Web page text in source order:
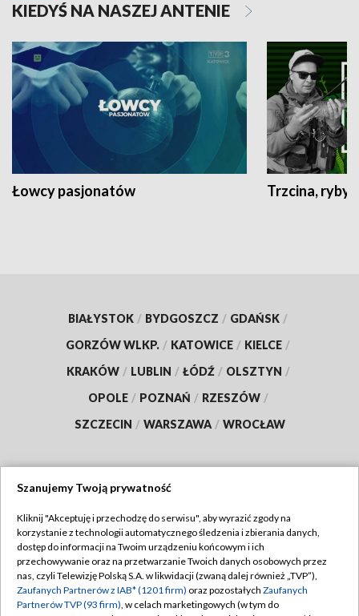
KIEDYŚ NA NASZEJ ANTENIE
Łowcy pasjonatów Trzcina, ryby
BIAŁYSTOK / BYDGOSZCZ / GDAŃSK /
GORZÓW WLKP. / KATOWICE / KIELCE /
KRAKÓW / LUBLIN / ŁÓDŹ / OLSZTYN /
OPOLE / POZNAŃ / RZESZÓW /
SZCZECIN / WARSZAWA / WROCŁAW
TVP
Abonament TVP
Emisja w TVP
Regulamin TVP
Polityka prywatności
Szanujemy Twoją prywatność
Kliknij "Akceptuję i przechodzę do serwisu", aby wyrazić zgody na
korzystanie z technologii automatycznego śledzenia i zbierania danych,
dostęp do informacji na Twoim urządzeniu końcowym i ich
przechowywanie oraz na przetwarzanie Twoich danych osobowych przez
nas, czyli Telewizję Polską S.A. w likwidacji (zwaną dalej również „TVP”),
Zaufanych Partnerów z IAB* (1201 firm) oraz pozostałych Zaufanych
Partnerów TVP (93 firm), w celach marketingowych (w tym do